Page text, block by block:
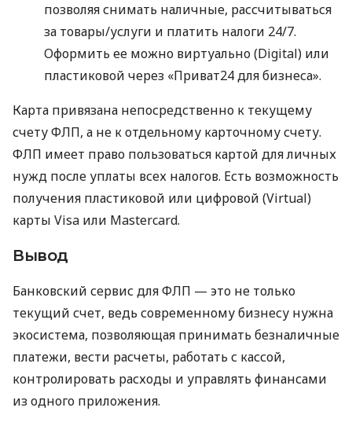
позволяя снимать наличные, рассчитываться
за товары/услуги и платить налоги 24/7.
Оформить ее можно виртуально (Digital) или
пластиковой через «Приват24 для бизнеса».
Карта привязана непосредственно к текущему
счету ФЛП, а не к отдельному карточному счету.
ФЛП имеет право пользоваться картой для личных
нужд после уплаты всех налогов. Есть возможность
получения пластиковой или цифровой (Virtual)
карты Visa или Mastercard.
Вывод
Банковский сервис для ФЛП — это не только
текущий счет, ведь современному бизнесу нужна
экосистема, позволяющая принимать безналичные
платежи, вести расчеты, работать с кассой,
контролировать расходы и управлять финансами
из одного приложения.